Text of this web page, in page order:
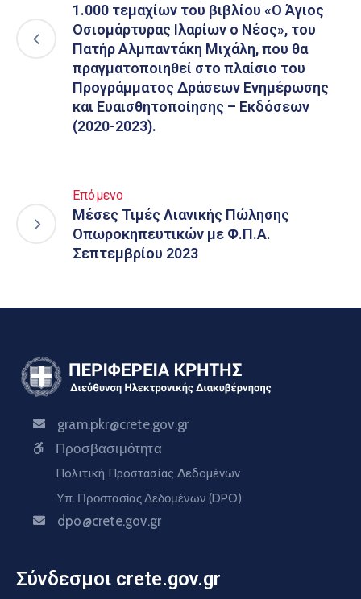
1.000 τεμαχίων του βιβλίου «Ο Άγιος
Οσιομάρτυρας Ιλαρίων ο Νέος», του
Πατήρ Αλμπαντάκη Μιχάλη, που θα
πραγματοποιηθεί στο πλαίσιο του
Προγράμματος Δράσεων Ενημέρωσης
και Ευαισθητοποίησης – Εκδόσεων
(2020-2023).
Επόμενο
Μέσες Τιμές Λιανικής Πώλησης
Οπωροκηπευτικών με Φ.Π.Α.
Σεπτεμβρίου 2023
gram.pkr@crete.gov.gr
Προσβασιμότητα
Πολιτική Προστασίας Δεδομένων
Υπ. Προστασίας Δεδομένων (DPO)
dpo@crete.gov.gr
Σύνδεσμοι crete.gov.gr